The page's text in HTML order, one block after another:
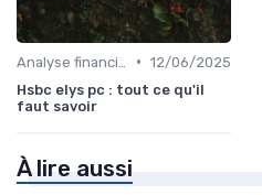
• 12/06/2025
Hsbc elys pc : tout ce qu'il
faut savoir
À lire aussi